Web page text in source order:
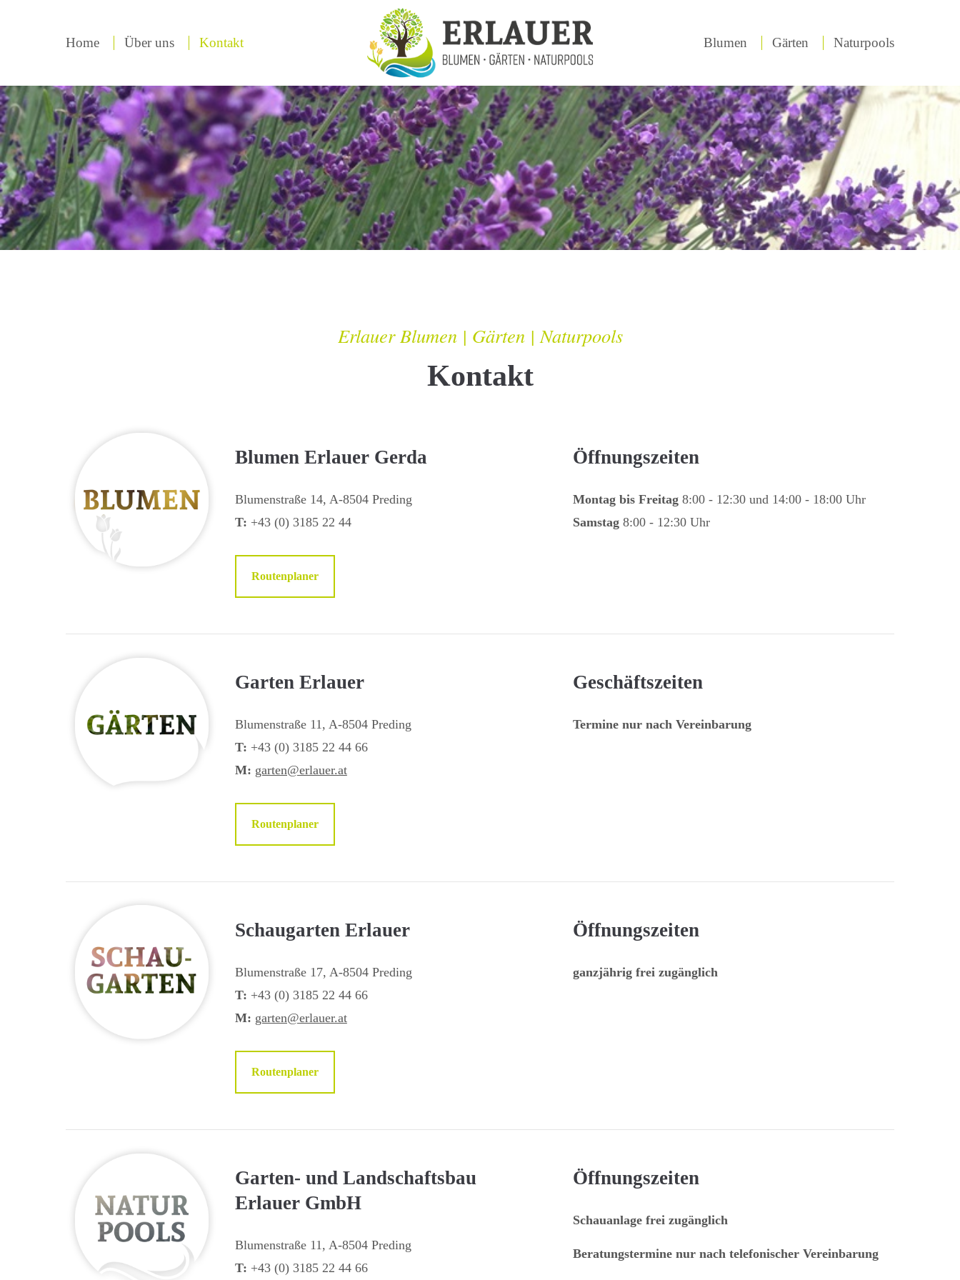
Home Über uns Kontakt Blumen Gärten Naturpools
Erlauer Blumen | Gärten | Naturpools
Kontakt
Blumen Erlauer Gerda
Blumenstraße 14, A-8504 Preding
T: +43 (0) 3185 22 44
Routenplaner
Öffnungszeiten
Montag bis Freitag 8:00 - 12:30 und 14:00 - 18:00 Uhr
Samstag 8:00 - 12:30 Uhr
Garten Erlauer
Blumenstraße 11, A-8504 Preding
T: +43 (0) 3185 22 44 66
M: garten@erlauer.at
Routenplaner
Geschäftszeiten
Termine nur nach Vereinbarung
Schaugarten Erlauer
Blumenstraße 17, A-8504 Preding
T: +43 (0) 3185 22 44 66
M: garten@erlauer.at
Routenplaner
Öffnungszeiten
ganzjährig frei zugänglich
Garten- und Landschaftsbau
Erlauer GmbH
Blumenstraße 11, A-8504 Preding
T: +43 (0) 3185 22 44 66
Öffnungszeiten
Schauanlage frei zugänglich
Beratungstermine nur nach telefonischer Vereinbarung